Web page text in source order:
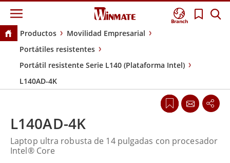
Branch
Productos
Movilidad Empresarial
Portátiles resistentes
Portátil resistente Serie L140 (Plataforma Intel)
L140AD-4K
L140AD-4K
Laptop ultra robusta de 14 pulgadas con procesador
Intel® Core